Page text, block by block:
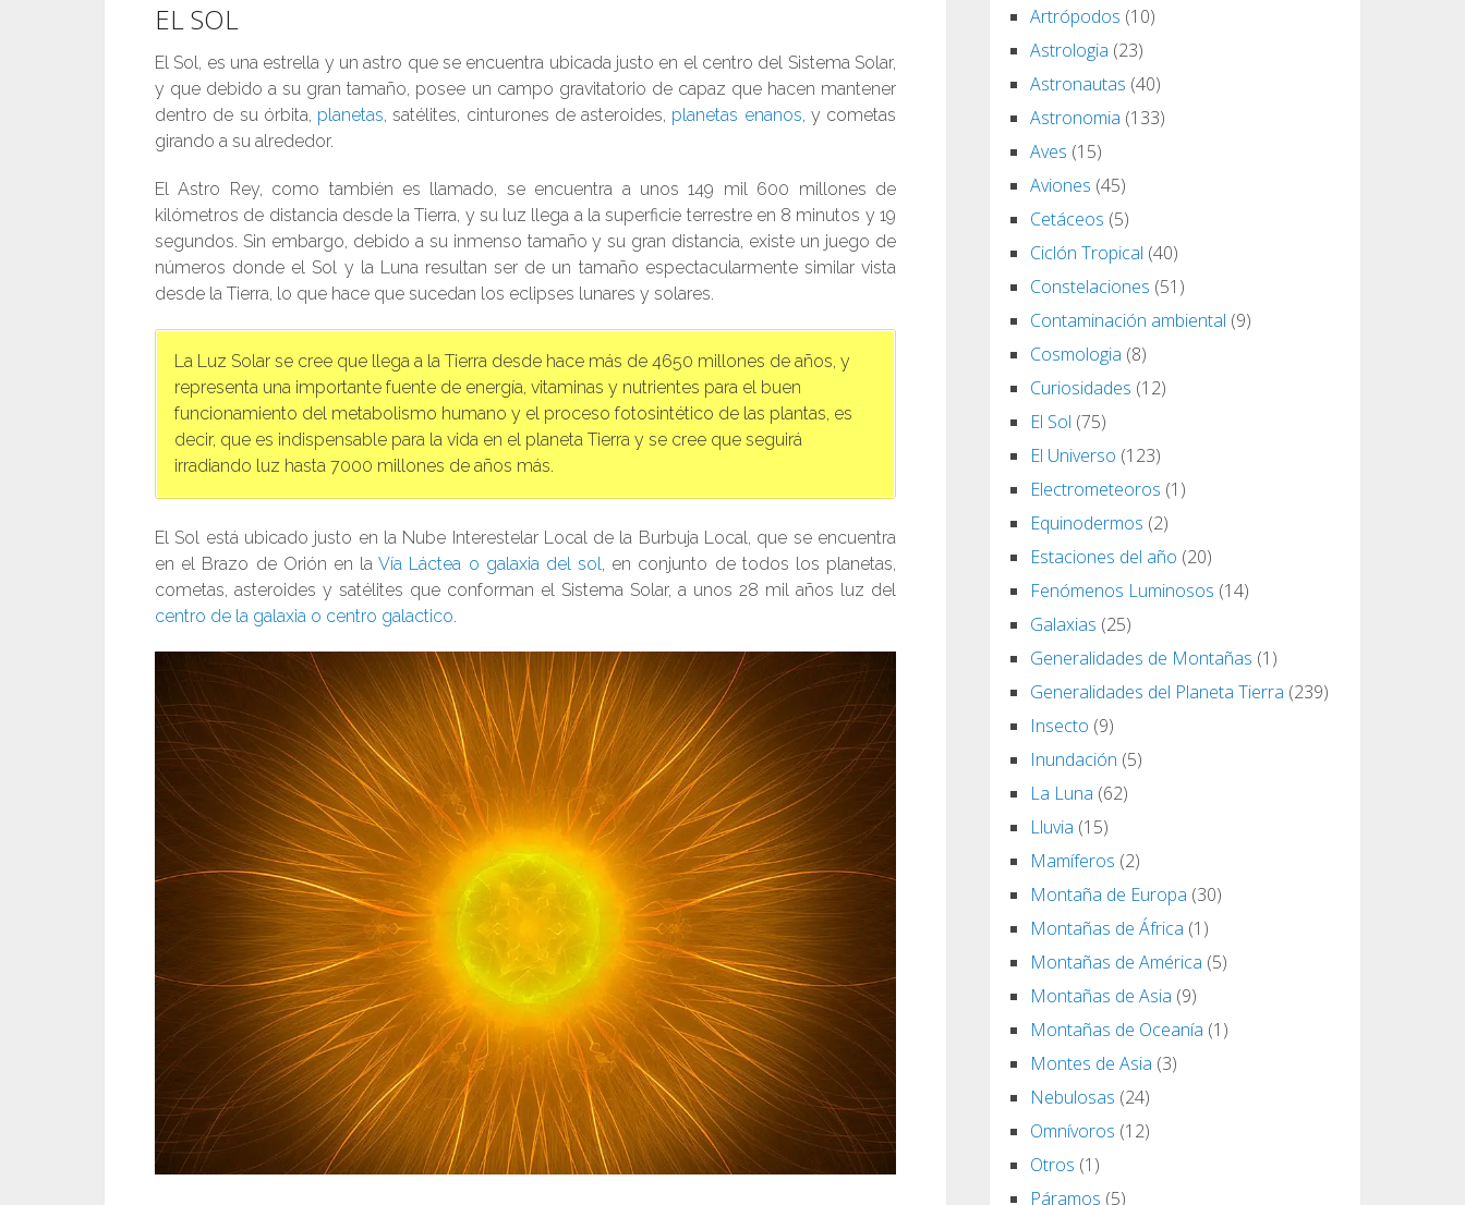
EL SOL
El Sol, es una estrella y un astro que se encuentra ubicada justo en el centro del Sistema Solar,
y que debido a su gran tamaño, posee un campo gravitatorio de capaz que hacen mantener
dentro de su órbita, planetas, satélites, cinturones de asteroides, planetas enanos, y cometas
girando a su alrededor.
El Astro Rey, como también es llamado, se encuentra a unos 149 mil 600 millones de
kilómetros de distancia desde la Tierra, y su luz llega a la superficie terrestre en 8 minutos y 19
segundos. Sin embargo, debido a su inmenso tamaño y su gran distancia, existe un juego de
números donde el Sol y la Luna resultan ser de un tamaño espectacularmente similar vista
desde la Tierra, lo que hace que sucedan los eclipses lunares y solares.
La Luz Solar se cree que llega a la Tierra desde hace más de 4650 millones de años, y
representa una importante fuente de energía, vitaminas y nutrientes para el buen
funcionamiento del metabolismo humano y el proceso fotosintético de las plantas, es
decir, que es indispensable para la vida en el planeta Tierra y se cree que seguirá
irradiando luz hasta 7000 millones de años más.
El Sol está ubicado justo en la Nube Interestelar Local de la Burbuja Local, que se encuentra
en el Brazo de Orión en laVía Láctea o galaxia del sol, en conjunto de todos los planetas,
cometas, asteroides y satélites que conforman el Sistema Solar, a unos 28 mil años luz del
centro de la galaxia o centro galactico.
Artrópodos (10)
Astrologia (23)
Astronautas (40)
Astronomia (133)
Aves (15)
Aviones (45)
Cetáceos (5)
Ciclón Tropical (40)
Constelaciones (51)
Contaminación ambiental (9)
Cosmologia (8)
Curiosidades (12)
El Sol (75)
El Universo (123)
Electrometeoros (1)
Equinodermos (2)
Estaciones del año (20)
Fenómenos Luminosos (14)
Galaxias (25)
Generalidades de Montañas (1)
Generalidades del Planeta Tierra (239)
Insecto (9)
Inundación (5)
La Luna (62)
Lluvia (15)
Mamíferos (2)
Montaña de Europa (30)
Montañas de África (1)
Montañas de América (5)
Montañas de Asia (9)
Montañas de Oceanía (1)
Montes de Asia (3)
Nebulosas (24)
Omnívoros (12)
Otros (1)
Páramos (5)